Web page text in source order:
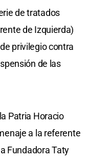
de tratados
de Izquierda)
privilegio contra
de las
Patria Horacio
a la referente
Fundadora Taty